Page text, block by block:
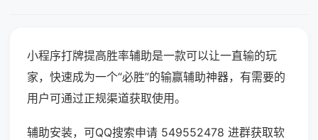
小程序打牌提高胜率辅助是一款可以让一直输的玩
家，快速成为一个“必胜”的输赢辅助神器，有需要的
用户可通过正规渠道获取使用。
辅助安装，可QQ搜索申请 549552478 进群获取软